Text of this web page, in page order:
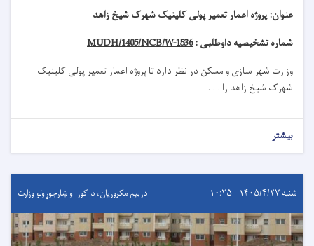
عنوان: پروژه اعمار تعمیر پولی کلینیک شهرک شیخ زاهد
شماره تشخیصیه داوطلبی :MUDH/1405/NCB/W-1536
وزارت شهر سازی و مسکن در نظر دارد تاپروژه اعمار تعمیر پولی کلینیک
شهرک شیخ زاهد را . . .
بیشتر
شنبه ۱۴۰۵/۴/۲۷ - ۱۰:۲۵ درېيم مکروریان، د کور او ښارجوړولو وزارت